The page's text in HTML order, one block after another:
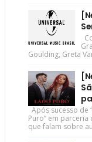
Goulding, Greta
Após sucesso de
Puro” em parceria
que falam sobre